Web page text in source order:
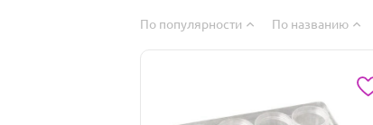
По популярности По названию